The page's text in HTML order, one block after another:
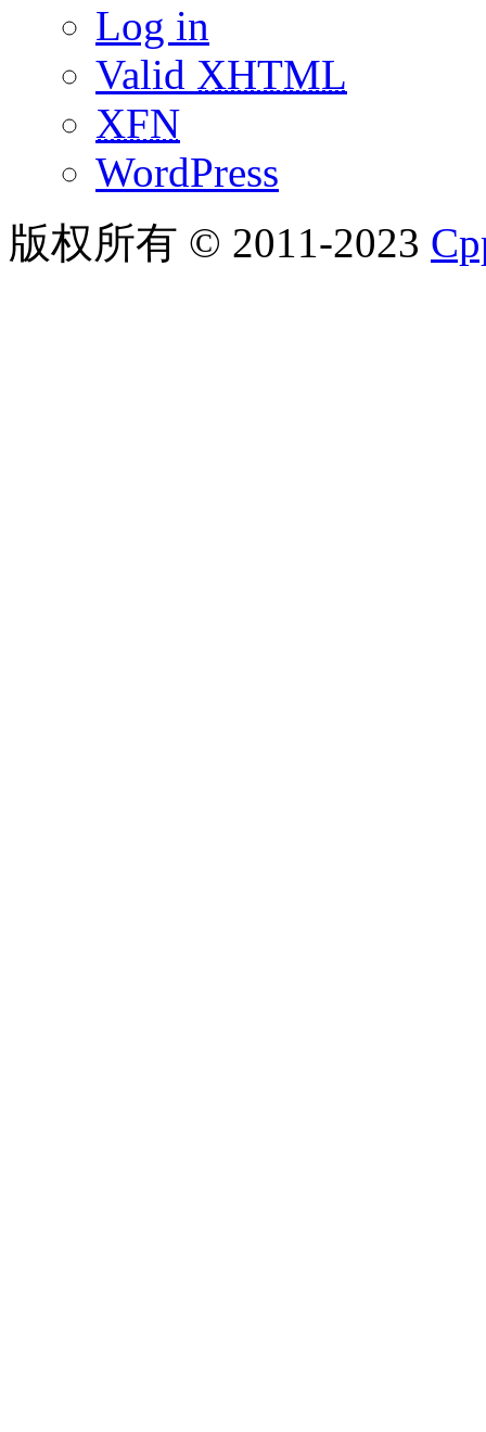
Log in
Valid XHTML
XFN
WordPress
版权所有 © 2011-2023